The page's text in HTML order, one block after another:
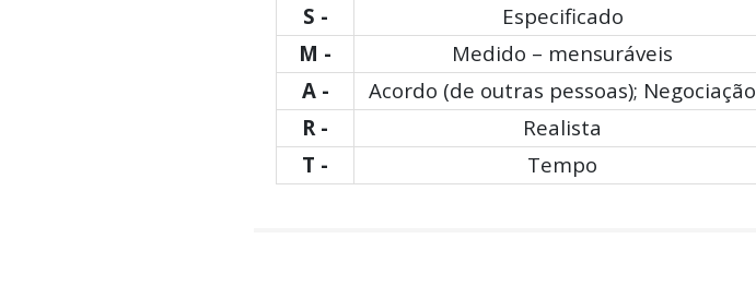
S -
Especificado
M -
Medido – mensuráveis
A -
Acordo (de outras pessoas); Negociação
R -
Realista
T -
Tempo